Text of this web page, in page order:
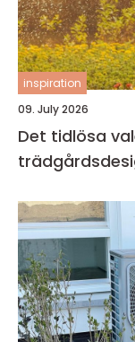
inspiration
09. July 2026
Det tidlösa